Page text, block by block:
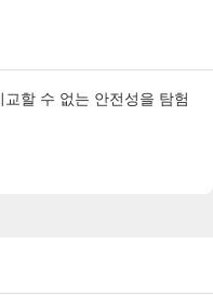
할 수 없는 안전성을 탐험